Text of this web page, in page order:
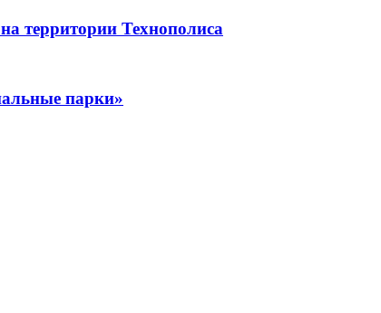
территории Технополиса
парки»